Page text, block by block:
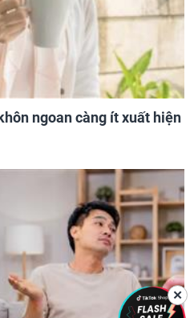
ngoan càng ít xuất hiện
✕